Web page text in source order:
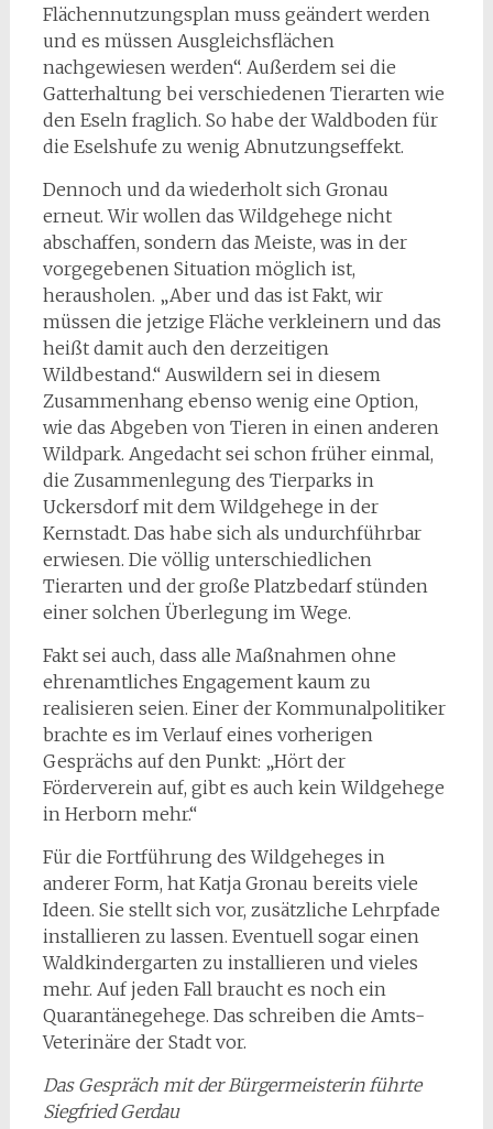
Flächennutzungsplan muss geändert werden
und es müssen Ausgleichsflächen
nachgewiesen werden“. Außerdem sei die
Gatterhaltung bei verschiedenen Tierarten wie
den Eseln fraglich. So habe der Waldboden für
die Eselshufe zu wenig Abnutzungseffekt.
Dennoch und da wiederholt sich Gronau
erneut. Wir wollen das Wildgehege nicht
abschaffen, sondern das Meiste, was in der
vorgegebenen Situation möglich ist,
herausholen. „Aber und das ist Fakt, wir
müssen die jetzige Fläche verkleinern und das
heißt damit auch den derzeitigen
Wildbestand.“ Auswildern sei in diesem
Zusammenhang ebenso wenig eine Option,
wie das Abgeben von Tieren in einen anderen
Wildpark. Angedacht sei schon früher einmal,
die Zusammenlegung des Tierparks in
Uckersdorf mit dem Wildgehege in der
Kernstadt. Das habe sich als undurchführbar
erwiesen. Die völlig unterschiedlichen
Tierarten und der große Platzbedarf stünden
einer solchen Überlegung im Wege.
Fakt sei auch, dass alle Maßnahmen ohne
ehrenamtliches Engagement kaum zu
realisieren seien. Einer der Kommunalpolitiker
brachte es im Verlauf eines vorherigen
Gesprächs auf den Punkt: „Hört der
Förderverein auf, gibt es auch kein Wildgehege
in Herborn mehr.“
Für die Fortführung des Wildgeheges in
anderer Form, hat Katja Gronau bereits viele
Ideen. Sie stellt sich vor, zusätzliche Lehrpfade
installieren zu lassen. Eventuell sogar einen
Waldkindergarten zu installieren und vieles
mehr. Auf jeden Fall braucht es noch ein
Quarantänegehege. Das schreiben die Amts-
Veterinäre der Stadt vor.
Das Gespräch mit der Bürgermeisterin führte
Siegfried Gerdau